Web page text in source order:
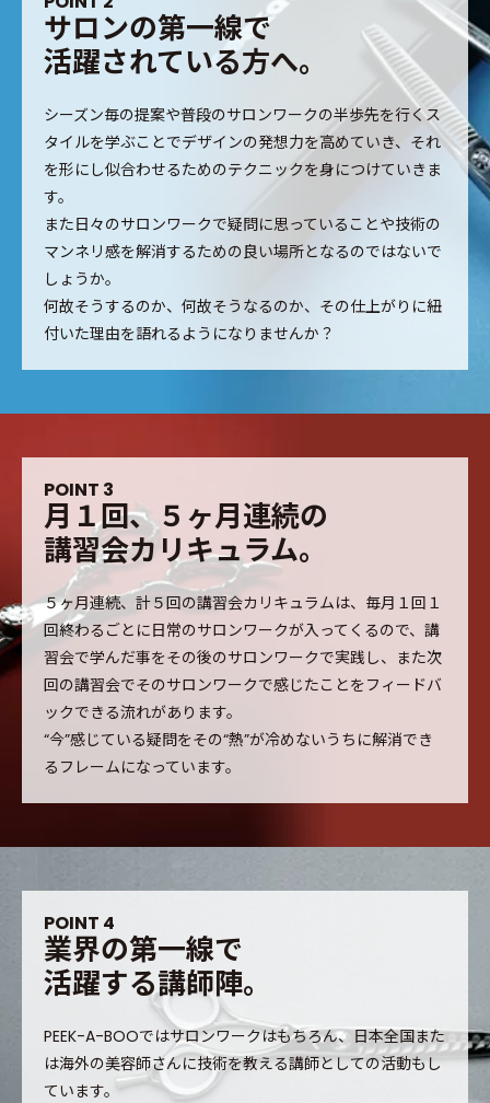
サロンの第一線で
活躍されている方へ。
シーズン毎の提案や普段のサロンワークの半歩先を行くス
タイルを学ぶことでデザインの発想力を高めていき、それ
を形にし似合わせるためのテクニックを身につけていきま
す。
また日々のサロンワークで疑問に思っていることや技術の
マンネリ感を解消するための良い場所となるのではないで
しょうか。
何故そうするのか、何故そうなるのか、その仕上がりに紐
付いた理由を語れるようになりませんか？
POINT 3
月 １回、 ５ ヶ月連続の
講習会カ リキュラム。
５ヶ月連続、計５回の講習会カリキュラムは、毎月１回１
回終わるごとに日常のサロンワークが入ってくるので、講
習会で学んだ事をその後のサロンワークで実践し、また次
回の講習会でそのサロンワークで感じたことをフィードバ
ックできる流れがあります。
“今”感じている疑問をその“熱”が冷めないうちに解消でき
るフレームになっています。
POINT 4
業界の第一線で
活躍する講師陣。
PEEK-A-BOOではサロンワークはもちろん、日本全国また
は海外の美容師さんに技術を教える講師としての活動もし
ています。